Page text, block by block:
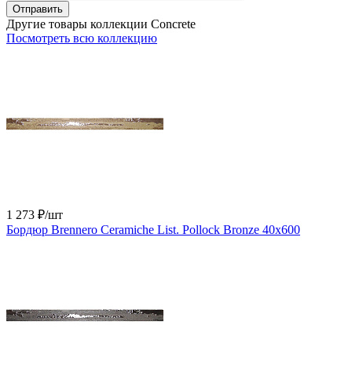
Отправить
Другие товары коллекции Concrete
Посмотреть всю коллекцию
1 273 ₽/шт
Бордюр Brennero Ceramiche List. Pollock Bronze 40x600